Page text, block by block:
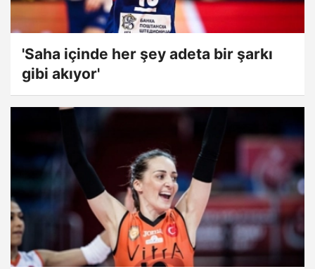
'Saha içinde her şey adeta bir şarkı
gibi akıyor'